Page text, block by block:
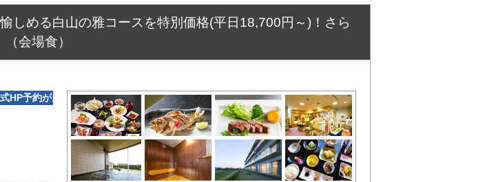
しめる白山の雅コースを特別価格(平日18,700円～)！さら
会場食）
お得★売店利用券≪最大1,000円分≫プレゼント♪**